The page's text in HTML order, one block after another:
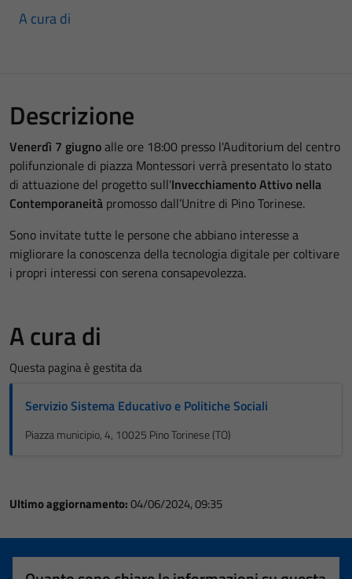
A cura di
Descrizione
Venerdì 7 giugnoalle ore 18:00 presso l'Auditorium del centro
polifunzionale di piazza Montessori verrà presentato lo stato
di attuazione del progetto sull'Invecchiamento Attivo nella
Contemporaneità promosso dall’Unitre di Pino Torinese.
Sono invitate tutte le persone che abbiano interesse a
migliorare la conoscenza della tecnologia digitale per coltivare
i propri interessi con serena consapevolezza.
A cura di
Questa pagina è gestita da
Servizio Sistema Educativo e Politiche Sociali
Piazza municipio, 4, 10025 Pino Torinese (TO)
Ultimo aggiornamento:04/06/2024, 09:35